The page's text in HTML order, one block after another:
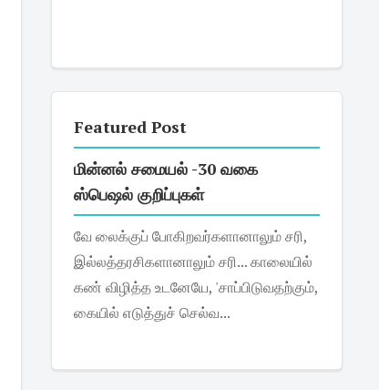
Featured Post
மின்னல் சமையல் -30 வகை
ஸ்பெஷல் குறிப்புகள்
வே லைக்குப் போகிறவர்களானாலும் சரி,
இல்லத்தரசிகளானாலும் சரி... காலையில்
கண் விழித்த உடனேயே, 'சாப்பிடுவதற்கும்,
கையில் எடுத்துச் செல்வ...